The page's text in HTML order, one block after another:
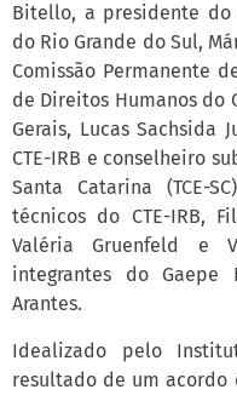
Bitello, a presidente do
do Rio Grande do Sul,
Comissão Permanente
de Direitos Humanos do
Gerais, Lucas Sachsida
CTE-IRB e conselheiro
Santa Catarina (TCE-
técnicos do CTE-IRB,
Valéria Gruenfeld e
integrantes do Gaepe
Arantes.
Idealizado pelo
resultado de um acordo